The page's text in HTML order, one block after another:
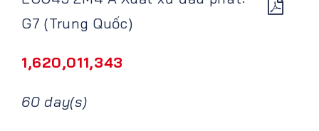
G7 (Trung Quốc)
1,620,011,343
60 day(s)